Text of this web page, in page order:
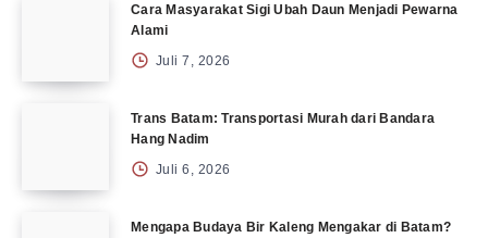
Cara Masyarakat Sigi Ubah Daun Menjadi Pewarna
Alami
Juli 7, 2026
Trans Batam: Transportasi Murah dari Bandara
Hang Nadim
Juli 6, 2026
Mengapa Budaya Bir Kaleng Mengakar di Batam?